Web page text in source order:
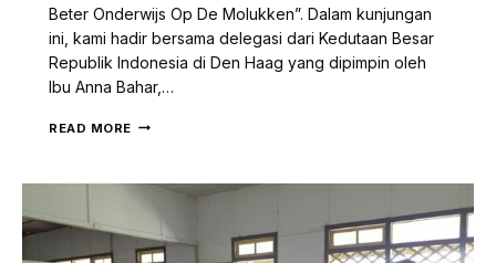
Beter Onderwijs Op De Molukken”. Dalam kunjungan
ini, kami hadir bersama delegasi dari Kedutaan Besar
Republik Indonesia di Den Haag yang dipimpin oleh
Ibu Anna Bahar,…
READ MORE HEKA
OP
DE